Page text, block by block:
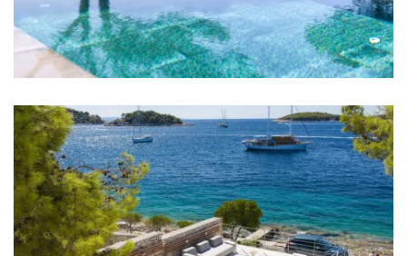
Soba 7: Bračni krevet: 1
Soba 9: Bračni krevet: 1
Soba 10: Bračni krevet: 1
Klima u svakoj sobi